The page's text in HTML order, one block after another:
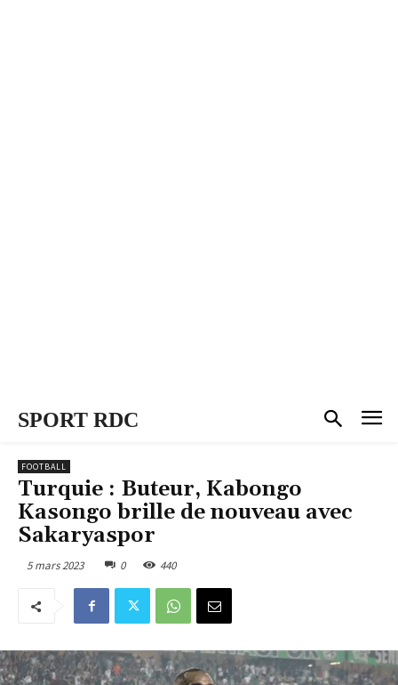
SPORT RDC
FOOTBALL
Turquie : Buteur, Kabongo
Kasongo brille de nouveau avec
Sakaryaspor
5 mars 2023 0 440